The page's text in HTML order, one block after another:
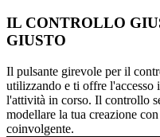
IL CONTROLLO
GIUSTO
Il pulsante girevole per il
utilizzando e ti offre l'accesso
l'attività in corso. Il controllo
modellare la tua creazione
coinvolgente.